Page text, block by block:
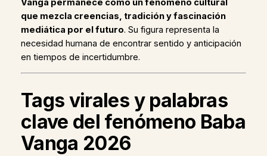
Vanga permanece como un fenómeno cultural
que mezcla creencias, tradición y fascinación
mediática por el futuro. Su figura representa la
necesidad humana de encontrar sentido y anticipación
en tiempos de incertidumbre.
Tags virales y palabras
clave del fenómeno Baba
Vanga 2026